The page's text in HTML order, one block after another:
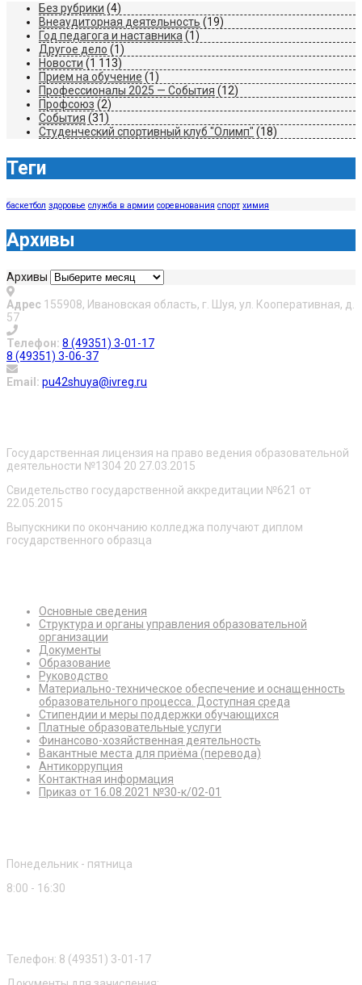
Без рубрики (4)
Внеаудиторная деятельность (19)
Год педагога и наставника (1)
Другое дело (1)
Новости (1 113)
Прием на обучение (1)
Профессионалы 2025 — События (12)
Профсоюз (2)
События (31)
Студенческий спортивный клуб "Олимп" (18)
Теги
баскетбол здоровье служба в армии соревнования спорт химия
Архивы
Архивы
Адрес 155908, Ивановская область, г. Шуя, ул. Кооперативная, д.
57
Телефон: 8 (49351) 3-01-17
8 (49351) 3-06-37
Email: pu42shuya@ivreg.ru
Государственная лицензия на право ведения образовательной
деятельности №1304 20 27.03.2015
Свидетельство государственной аккредитации №621 от
22.05.2015
Выпускники по окончанию колледжа получают диплом
государственного образца
Основные сведения
Структура и органы управления образовательной
организации
Документы
Образование
Руководство
Материально-техническое обеспечение и оснащенность
образовательного процесса. Доступная среда
Стипендии и меры поддержки обучающихся
Платные образовательные услуги
Финансово-хозяйственная деятельность
Вакантные места для приёма (перевода)
Антикоррупция
Контактная информация
Приказ от 16.08.2021 №30-к/02-01
Понедельник - пятница
8:00 - 16:30
Телефон: 8 (49351) 3-01-17